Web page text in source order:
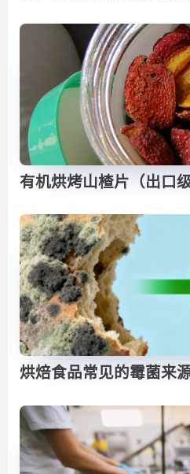
有机烘烤山楂片（出口级
烘焙食品常见的霉菌来